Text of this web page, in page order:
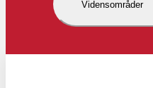
Vidensområder